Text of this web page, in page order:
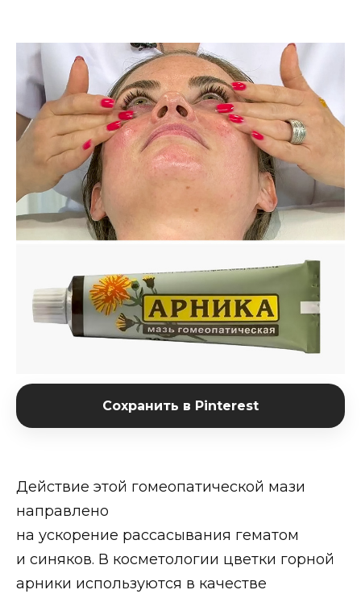
Сохранить в Pinterest
Действие этой гомеопатической мази
направлено
на ускорение рассасывания гематом
и синяков. В косметологии цветки горной
арники используются в качестве